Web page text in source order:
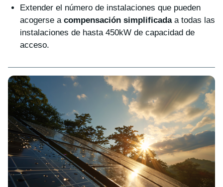
Extender el número de instalaciones que pueden
acogerse a compensación simplificadaa todas las
instalaciones de hasta 450kW de capacidad de
acceso.